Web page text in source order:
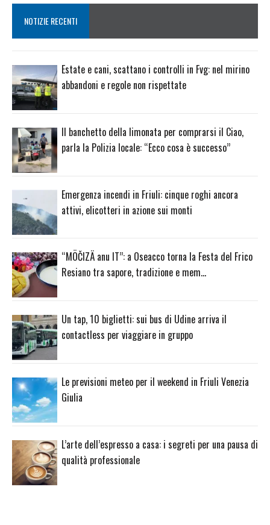
NOTIZIE RECENTI
Estate e cani, scattano i controlli in Fvg: nel mirino
abbandoni e regole non rispettate
Il banchetto della limonata per comprarsi il Ciao,
parla la Polizia locale: “Ecco cosa è successo”
Emergenza incendi in Friuli: cinque roghi ancora
attivi, elicotteri in azione sui monti
“MÖČIZÄ anu IT”: a Oseacco torna la Festa del Frico
Resiano tra sapore, tradizione e mem…
Un tap, 10 biglietti: sui bus di Udine arriva il
contactless per viaggiare in gruppo
Le previsioni meteo per il weekend in Friuli Venezia
Giulia
L’arte dell’espresso a casa: i segreti per una pausa di
qualità professionale